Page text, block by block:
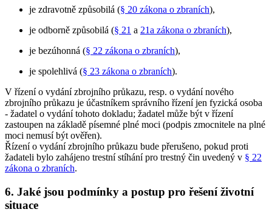
je zdravotně způsobilá (§ 20 zákona o zbraních),
je odborně způsobilá (§ 21 a 21a zákona o zbraních),
je bezúhonná (§ 22 zákona o zbraních),
je spolehlivá (§ 23 zákona o zbraních).
V řízení o vydání zbrojního průkazu, resp. o vydání nového
zbrojního průkazu je účastníkem správního řízení jen fyzická osoba
- žadatel o vydání tohoto dokladu; žadatel může být v řízení
zastoupen na základě písemné plné moci (podpis zmocnitele na plné
moci nemusí být ověřen).
Řízení o vydání zbrojního průkazu bude přerušeno, pokud proti
žadateli bylo zahájeno trestní stíhání pro trestný čin uvedený v § 22
zákona o zbraních.
6. Jaké jsou podmínky a postup pro řešení životní
situace